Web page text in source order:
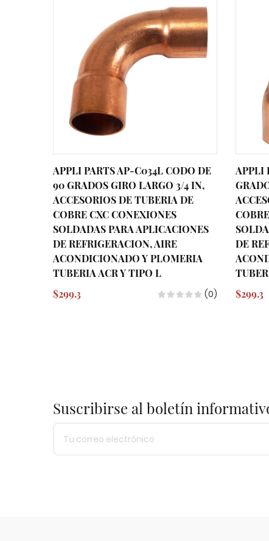
APPLI PARTS AP-C034L CODO DE
90 GRADOS GIRO LARGO 3/4 IN,
ACCESORIOS DE TUBERIA DE
COBRE CXC CONEXIONES
SOLDADAS PARA APLICACIONES
DE REFRIGERACION, AIRE
ACONDICIONADO Y PLOMERIA
TUBERIA ACR Y TIPO L
$299.3
(0)
APPLI
DE
$299.3
Suscribirse al boletín